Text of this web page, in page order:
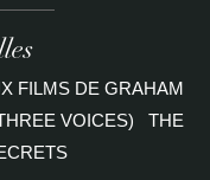
FILMS DE GRAHAM
VOICES)
THE